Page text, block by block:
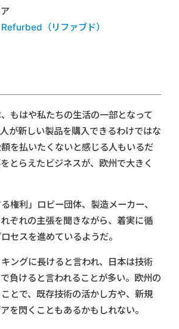
Refurbed（リファブド）
もはや私たちの生活の一部となって
が新しい製品を購入できるわけではな
を払いたくないと感じる人もいるだ
とらえたビジネスが、欧州で大きく
権利」ロビー団体、製造メーカー、
ぞれの主張を聞きながら、着実に循
セスを進めているようだ。
ングに長けると言われ、日本は技術
負けると言われることが多い。欧州の
とで、既存技術の活かし方や、新規
を閃くこともあるかもしれない。